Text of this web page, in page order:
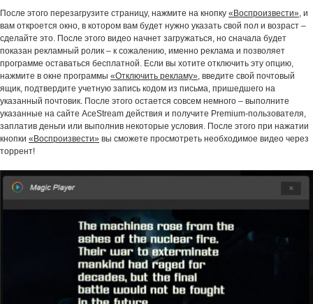
После этого перезагрузите страницу, нажмите на кнопку «Воспроизвести», и
вам откроется окно, в котором вам будет нужно указать свой пол и возраст –
сделайте это. После этого видео начнет загружаться, но сначала будет
показан рекламный ролик – к сожалению, именно реклама и позволяет
программе оставаться бесплатной. Если вы хотите отключить эту опцию,
нажмите в окне программы «Отключить рекламу», введите свой почтовый
ящик, подтвердите учетную запись кодом из письма, пришедшего на
указанный почтовик. После этого остается совсем немного – выполните
указанные на сайте AceStream действия и получите Premium-пользователя,
заплатив деньги или выполнив некоторые условия. После этого при нажатии
кнопки «Воспроизвести» вы сможете просмотреть необходимое видео через
торрент!